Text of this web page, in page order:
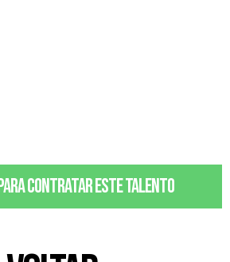
para contratar este talento